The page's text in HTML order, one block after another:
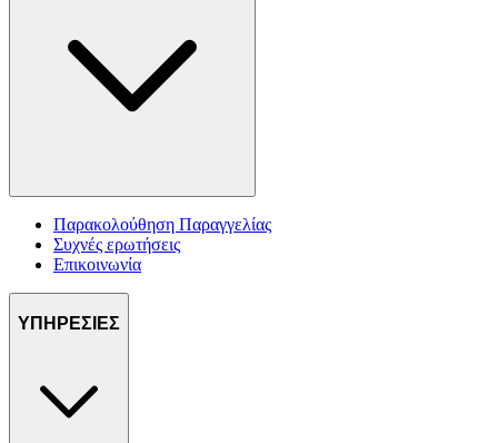
Παρακολούθηση Παραγγελίας
Συχνές ερωτήσεις
Επικοινωνία
ΥΠΗΡΕΣΙΕΣ